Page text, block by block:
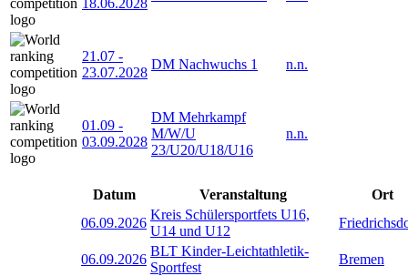
21.07 -
23.07.2028
DM Nachwuchs 1 n.n.
01.09 -
03.09.2028
DM Mehrkampf
M/W/U
23/U20/U18/U16
n.n.
Datum Veranstaltung
Ort
06.09.2026
Kreis Schülersportfets U16,
U14 und U12
06.09.2026
BLT Kinder-Leichtathletik-
Sportfest
Bremen